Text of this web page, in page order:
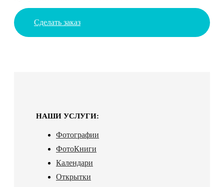
Сделать заказ
НАШИ УСЛУГИ:
Фотографии
ФотоКниги
Календари
Открытки